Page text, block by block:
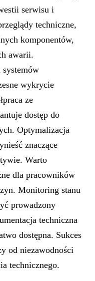
serwisu i
techniczne,
komponentów,
awarii.
systemów
wykrycie
ze
dostęp do
Optymalizacja
znaczące
Warto
dla pracowników
Monitoring stanu
prowadzony
techniczna
dostępna. Sukces
od niezawodności
technicznego.